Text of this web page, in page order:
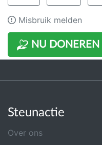
NU DONEREN
Misbruik melden
Steunactie
Over ons